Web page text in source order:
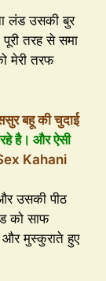
लंड उसकी बुर
तरह से समा
मेरी तरफ
बहू की चुदाई
है। और ऐसी
Kahani
उसकी पीठ
को साफ
और मुस्कुराते हुए